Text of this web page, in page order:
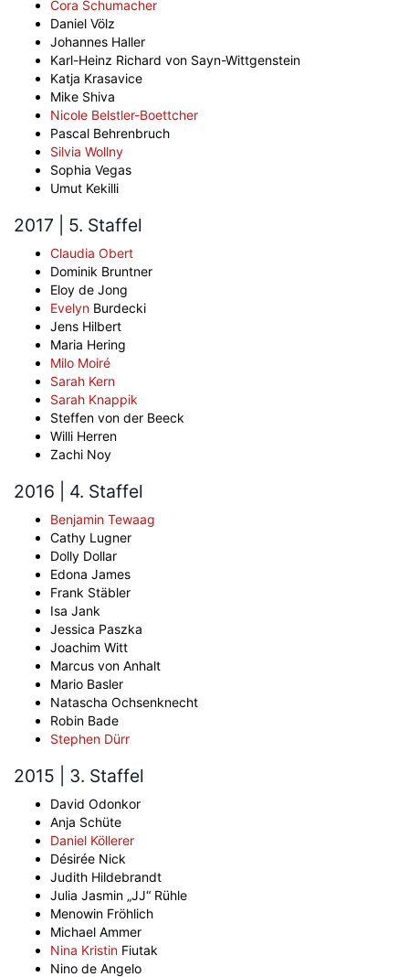
Cora Schumacher
Daniel Völz
Johannes Haller
Karl-Heinz Richard von Sayn-Wittgenstein
Katja Krasavice
Mike Shiva
Nicole Belstler-Boettcher
Pascal Behrenbruch
Silvia Wollny
Sophia Vegas
Umut Kekilli
2017 | 5. Staffel
Claudia Obert
Dominik Bruntner
Eloy de Jong
Evelyn Burdecki
Jens Hilbert
Maria Hering
Milo Moiré
Sarah Kern
Sarah Knappik
Steffen von der Beeck
Willi Herren
Zachi Noy
2016 | 4. Staffel
Benjamin Tewaag
Cathy Lugner
Dolly Dollar
Edona James
Frank Stäbler
Isa Jank
Jessica Paszka
Joachim Witt
Marcus von Anhalt
Mario Basler
Natascha Ochsenknecht
Robin Bade
Stephen Dürr
2015 | 3. Staffel
David Odonkor
Anja Schüte
Daniel Köllerer
Désirée Nick
Judith Hildebrandt
Julia Jasmin „JJ“ Rühle
Menowin Fröhlich
Michael Ammer
Nina Kristin Fiutak
Nino de Angelo